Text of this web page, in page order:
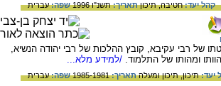
קהל יעד:חטיבה,תיכוןתאריך:תשנ"ו 1996 שפה:עברית
של רבי עקיבא, קובץ ההלכות של רבי יהודה הנשיא,
ומהותו של התלמוד. /למידע מלא...
יעד:תיכון,תיכון ומעלהתאריך:1985-1981 שפה:עברית